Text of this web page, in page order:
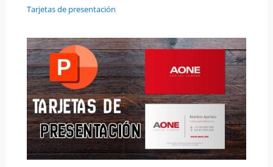
Tarjetas de presentación